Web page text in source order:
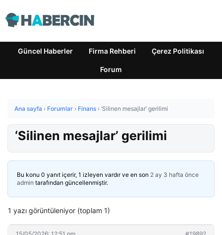
Güncel Haberler Firma Rehberi Çerez Politikası
Forum
Ana sayfa › Forumlar › Finans › ‘Silinen mesajlar’ gerilimi
‘Silinen mesajlar’ gerilimi
Bu konu 0 yanıt içerir, 1 izleyen vardır ve en son 2 ay 3 hafta önce
admin tarafından güncellenmiştir.
1 yazı görüntüleniyor (toplam 1)